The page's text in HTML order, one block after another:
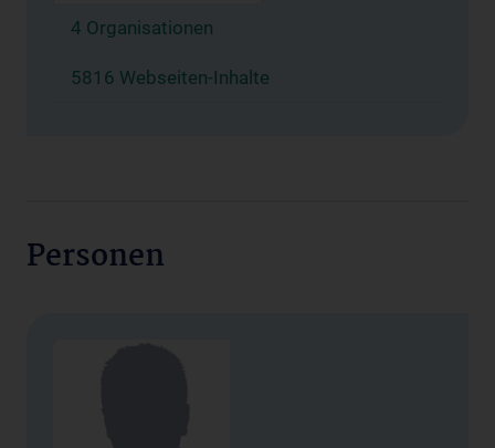
4 Organisationen
5816 Webseiten-Inhalte
Personen